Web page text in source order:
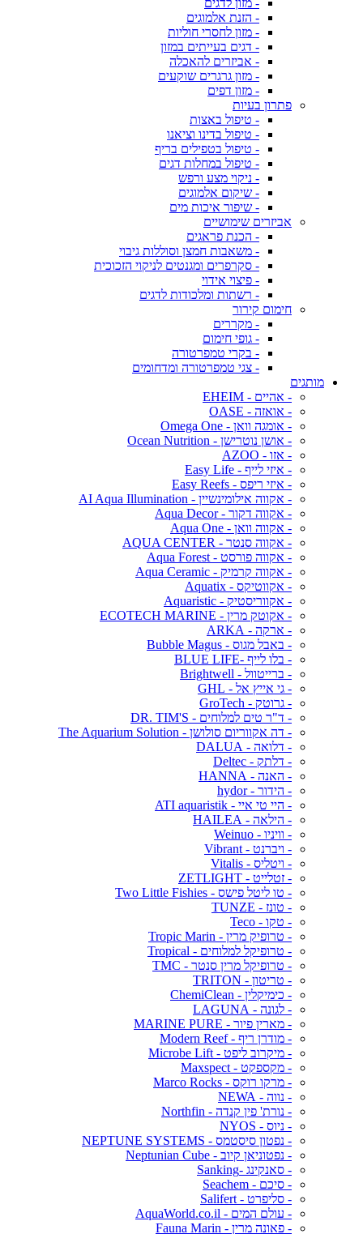
- מזון לדגים
- הזנת אלמוגים
- מזון לחסרי חוליות
- דגים בעייתים במזון
- אביזרים להאכלה
- מזון גרגרים שוקעים
- מזון דפים
פתרון בעיות
- טיפול באצות
- טיפול בדינו וציאנו
- טיפול בטפילים בריף
- טיפול במחלות דגים
- ניקוי מצע ורפש
- שיקום אלמוגים
- שיפור איכות מים
אביזרים שימושיים
- הכנת פראגים
- משאבות חמצן וסוללות גיבוי
- סקרפרים ומגנטים לניקוי הזכוכית
- פיצוי אידוי
- רשתות ומלכודות לדגים
חימום קירור
- מקררים
- גופי חימום
- בקרי טמפרטורה
- צגי טמפרטורה ומדחומים
מותגים
- אהיים - EHEIM
- אואזה - OASE
- אומגה וואן - Omega One
- אושן נוטרישן - Ocean Nutrition
- אזו - AZOO
- איזי לייף - Easy Life
- איזי ריפס - Easy Reefs
- אקווה אילומינשיין - AI Aqua Illumination
- אקווה דקור - Aqua Decor
- אקווה וואן - Aqua One
- אקווה סנטר - AQUA CENTER
- אקווה פורסט - Aqua Forest
- אקווה קרמיק - Aqua Ceramic
- אקווטיקס - Aquatix
- אקווריסטיק - Aquaristic
- אקוטק מרין - ECOTECH MARINE
- ארקה - ARKA
- באבל מגוס - Bubble Magus
- בלו לייף -BLUE LIFE
- ברייטוול - Brightwell
- גי אייץ אל - GHL
- גרוטק - GroTech
- ד"ר טים למלוחים - DR. TIM'S
- דה אקווריום סולושן - The Aquarium Solution
- דלואה - DALUA
- דלתק - Deltec
- האנה - HANNA
- הידור - hydor
- היי טי איי - ATI aquaristik
- הילאה - HAILEA
- וויניו - Weinuo
- ויברנט - Vibrant
- ויטליס - Vitalis
- זטלייט - ZETLIGHT
- טו ליטל פישס - Two Little Fishies
- טונז - TUNZE
- טקו - Teco
- טרופיק מרין - Tropic Marin
- טרופיקל למלוחים - Tropical
- טרופיקל מרין סנטר - TMC
- טריטון - TRITON
- כימיקלין - ChemiClean
- לגונה - LAGUNA
- מארין פיור - MARINE PURE
- מודרן ריף - Modern Reef
- מיקרוב ליפט - Microbe Lift
- מקספקט - Maxspect
- מרקו רוקס - Marco Rocks
- נווה - NEWA
- נורת' פין קנדה - Northfin
- ניוס - NYOS
- נפטון סיסטמס - NEPTUNE SYSTEMS
- נפטוניאן קיוב - Neptunian Cube
- סאנקינג -Sanking
- סיכם - Seachem
- סליפרט - Salifert
- עולם המים - AquaWorld.co.il
- פאונה מרין - Fauna Marin